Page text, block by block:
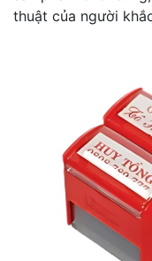
thuật của người